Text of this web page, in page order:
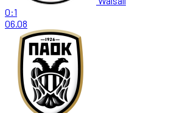
0:1
06.08